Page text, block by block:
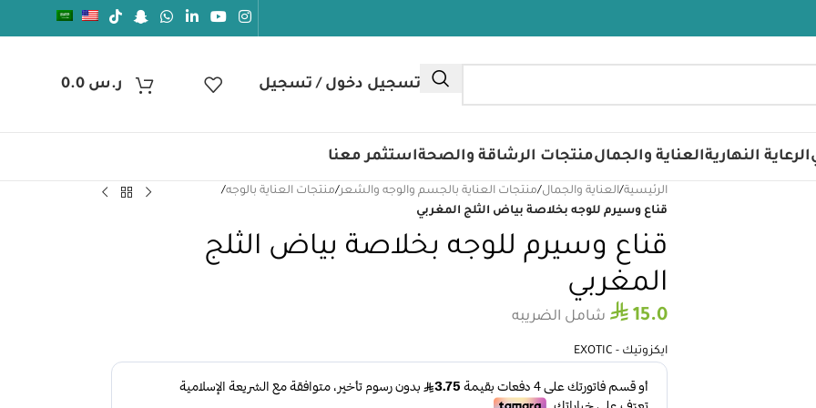
تسجيل دخول / تسجيل ر.س
الرعاية النهاريةالعناية والجمالمنتجات الرشاقة والصحةاستثمر معنا
الرئيسية/العناية والجمال/منتجات العناية بالجسم والوجه والشعر/منتجات العناية بالوجه/
قناع وسيرم للوجه بخلاصة بياض الثلج المغربي
قناع وسيرم للوجه بخلاصة بياض الثلج
المغربي
⃁ 15.0 شامل الضريبه
ايكزوتيك - EXOTIC